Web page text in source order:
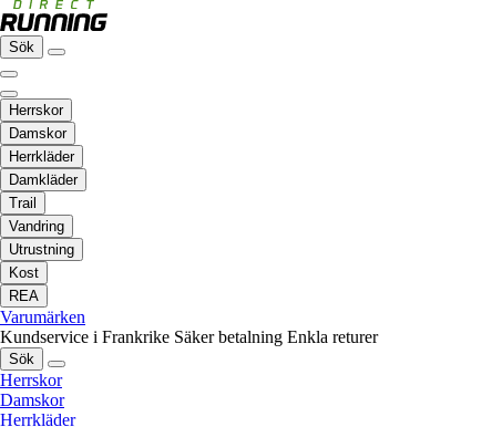
Sök
Herrskor
Damskor
Herrkläder
Damkläder
Trail
Vandring
Utrustning
Kost
REA
Varumärken
Kundservice i Frankrike Säker betalning Enkla returer
Sök
Herrskor
Damskor
Herrkläder